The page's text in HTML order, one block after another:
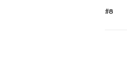
#8